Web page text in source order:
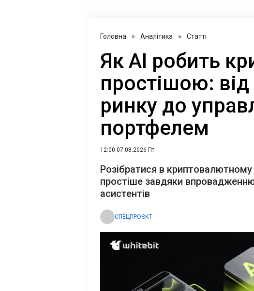
Головна » Аналітика » Статті
Як AI робить
простішою: від
ринку до
портфелем
12:00 07.08.2026 Пт
Розібратися в
простіше завдяки
асистентів
СПЕЦПРОЄКТ